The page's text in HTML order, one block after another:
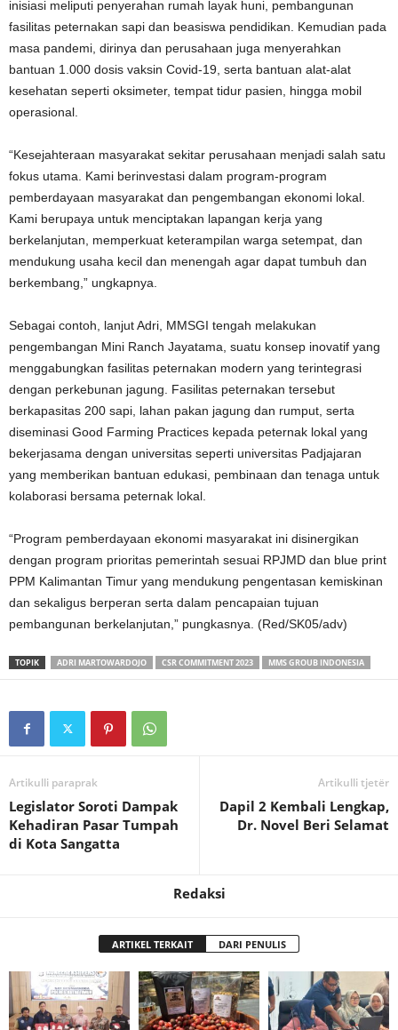
inisiasi meliputi penyerahan rumah layak huni, pembangunan
fasilitas peternakan sapi dan beasiswa pendidikan. Kemudian pada
masa pandemi, dirinya dan perusahaan juga menyerahkan
bantuan 1.000 dosis vaksin Covid-19, serta bantuan alat-alat
kesehatan seperti oksimeter, tempat tidur pasien, hingga mobil
operasional.
“Kesejahteraan masyarakat sekitar perusahaan menjadi salah satu
fokus utama. Kami berinvestasi dalam program-program
pemberdayaan masyarakat dan pengembangan ekonomi lokal.
Kami berupaya untuk menciptakan lapangan kerja yang
berkelanjutan, memperkuat keterampilan warga setempat, dan
mendukung usaha kecil dan menengah agar dapat tumbuh dan
berkembang,” ungkapnya.
Sebagai contoh, lanjut Adri, MMSGI tengah melakukan
pengembangan Mini Ranch Jayatama, suatu konsep inovatif yang
menggabungkan fasilitas peternakan modern yang terintegrasi
dengan perkebunan jagung. Fasilitas peternakan tersebut
berkapasitas 200 sapi, lahan pakan jagung dan rumput, serta
diseminasi Good Farming Practices kepada peternak lokal yang
bekerjasama dengan universitas seperti universitas Padjajaran
yang memberikan bantuan edukasi, pembinaan dan tenaga untuk
kolaborasi bersama peternak lokal.
“Program pemberdayaan ekonomi masyarakat ini disinergikan
dengan program prioritas pemerintah sesuai RPJMD dan blue print
PPM Kalimantan Timur yang mendukung pengentasan kemiskinan
dan sekaligus berperan serta dalam pencapaian tujuan
pembangunan berkelanjutan,” pungkasnya. (Red/SK05/adv)
TOPIK ADRI MARTOWARDOJO CSR COMMITMENT 2023 MMS GROUB INDONESIA
Artikulli paraprak
Legislator Soroti Dampak
Kehadiran Pasar Tumpah
di Kota Sangatta
Artikulli tjetër
Dapil 2 Kembali Lengkap,
Dr. Novel Beri Selamat
Redaksi
ARTIKEL TERKAIT DARI PENULIS